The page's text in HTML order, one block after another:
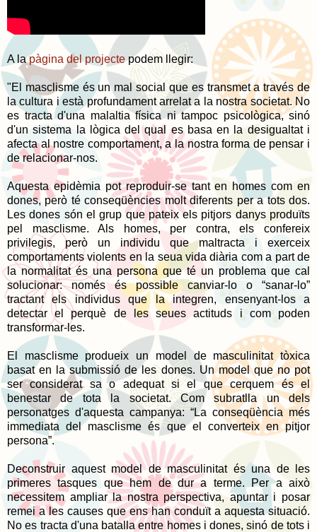
A lapàgina del projectepodem llegir:
"El masclisme és un mal social que es transmet a través de
la cultura i està profundament arrelat a la nostra societat. No
es tracta d'una malaltia física ni tampoc psicològica, sinó
d'un sistema la lògica del qual es basa en la desigualtat i
afecta al nostre comportament, a la nostra forma de pensar i
de relacionar-nos.
Aquesta epidèmia pot reproduir-se tant en homes com en
dones, però té conseqüències molt diferents per a tots dos.
Les dones són el grup que pateix els pitjors danys produïts
pel masclisme. Als homes, per contra, els confereix
privilegis, però un individu que maltracta i exerceix
comportaments violents en la seua vida diària com a part de
la normalitat és una persona que té un problema que cal
solucionar: només és possible canviar-lo o “sanar-lo”
tractant els individus que la integren, ensenyant-los a
detectar el perquè de les seues actituds i com poden
transformar-les.
El masclisme produeix un model de masculinitat tòxica
basat en la submissió de les dones. Un model que no pot
ser considerat sa o adequat si el que cerquem és el
benestar de tota la societat. Com subratlla un dels
personatges d'aquesta campanya: “La conseqüència més
immediata del masclisme és que el converteix en pitjor
persona”.
Deconstruir aquest model de masculinitat és una de les
primeres tasques que hem de dur a terme. Per a això
necessitem ampliar la nostra perspectiva, apuntar i posar
remei a les causes que ens han conduït a aquesta situació.
No es tracta d'una batalla entre homes i dones, sinó de tots i